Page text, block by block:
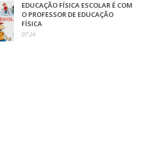
EDUCAÇÃO FÍSICA ESCOLAR É COM
O PROFESSOR DE EDUCAÇÃO
FÍSICA
07:24